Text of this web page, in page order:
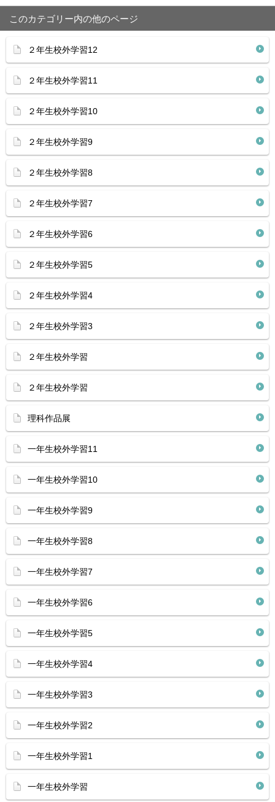
このカテゴリー内の他のページ
２年生校外学習12
２年生校外学習11
２年生校外学習10
２年生校外学習9
２年生校外学習8
２年生校外学習7
２年生校外学習6
２年生校外学習5
２年生校外学習4
２年生校外学習3
２年生校外学習
２年生校外学習
理科作品展
一年生校外学習11
一年生校外学習10
一年生校外学習9
一年生校外学習8
一年生校外学習7
一年生校外学習6
一年生校外学習5
一年生校外学習4
一年生校外学習3
一年生校外学習2
一年生校外学習1
一年生校外学習